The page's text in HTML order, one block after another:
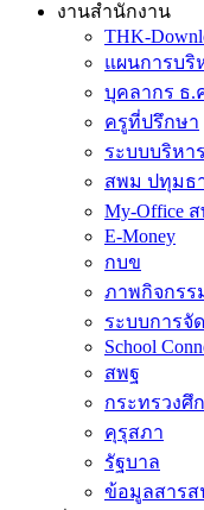
งานสำนักงาน
THK-
แผนการบ
บุคลากร ธ.
ครูที่ปรึกษา
ระบบบริหา
สพม ปทุมธ
My-Office
E-Money
กบข
ภาพกิจกรร
ระบบการจั
School
สพฐ
กระทรวงศึ
คุรุสภา
รัฐบาล
ข้อมูลสารส